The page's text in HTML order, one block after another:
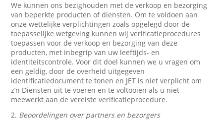
We kunnen ons bezighouden met de verkoop en bezorging
van beperkte producten of diensten. Om te voldoen aan
onze wettelijke verplichtingen zoals opgelegd door de
toepasselijke wetgeving kunnen wij verificatieprocedures
toepassen voor de verkoop en bezorging van deze
producten, met inbegrip van uw leeftijds- en
identiteitscontrole. Voor dit doel kunnen we u vragen om
een geldig, door de overheid uitgegeven
identificatiedocument te tonen en JET is niet verplicht om
z’n Diensten uit te voeren en te voltooien als u niet
meewerkt aan de vereiste verificatieprocedure.
2. Beoordelingen over partners en bezorgers